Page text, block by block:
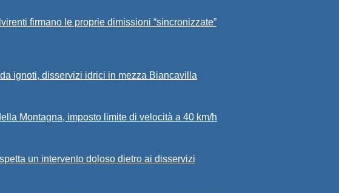
firmano le proprie dimissioni “sincronizzate”
ignoti, disservizi idrici in mezza Biancavilla
Montagna, imposto limite di velocità a 40 km/h
un intervento doloso dietro ai disservizi